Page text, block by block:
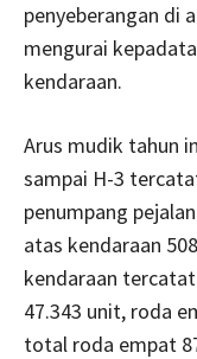
penyeberangan di
mengurai
kendaraan.
Arus mudik tahun
sampai H-3
penumpang
atas kendaraan
kendaraan
47.343 unit, roda
total roda empat